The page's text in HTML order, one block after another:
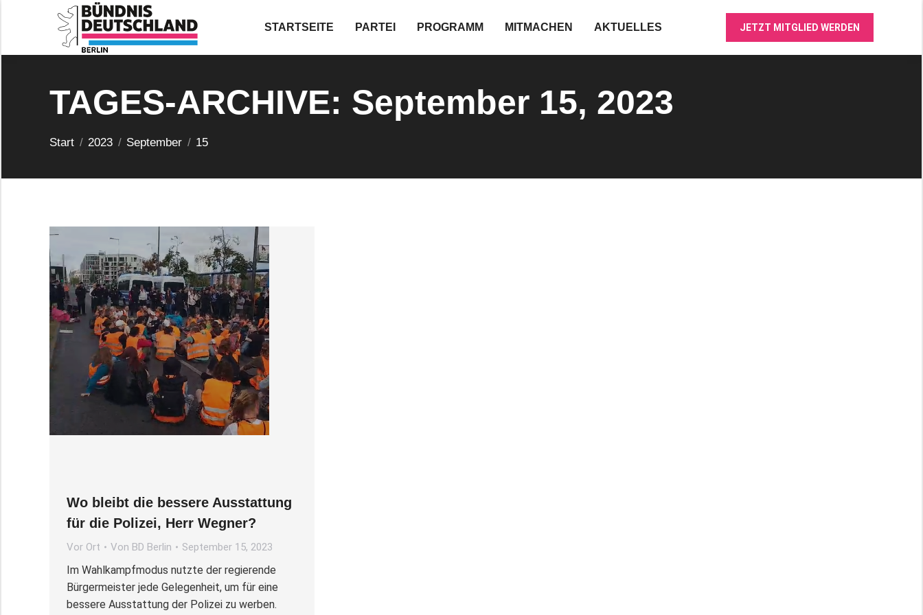
STARTSEITE PARTEI PROGRAMM MITMACHEN AKTUELLES JETZT MITGLIED WERDEN
TAGES-ARCHIVE: September 15, 2023
Start
2023 September 15
Wo bleibt die bessere Ausstattung
für die Polizei, Herr Wegner?
Vor Ort Von BD Berlin September 15, 2023
Im Wahlkampfmodus nutzte der regierende
Bürgermeister jede Gelegenheit, um für eine
bessere Ausstattung der Polizei zu werben.